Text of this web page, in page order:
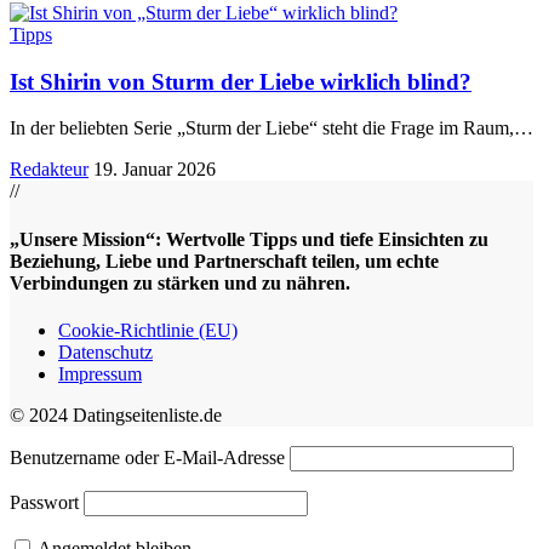
Tipps
Ist Shirin von Sturm der Liebe wirklich blind?
In der beliebten Serie „Sturm der Liebe“ steht die Frage im Raum,…
Redakteur 19. Januar 2026
//
„Unsere Mission“: Wertvolle Tipps und tiefe Einsichten zu
Beziehung, Liebe und Partnerschaft teilen, um echte
Verbindungen zu stärken und zu nähren.
Cookie-Richtlinie (EU)
Datenschutz
Impressum
© 2024 Datingseitenliste.de
Benutzername oder E-Mail-Adresse
Passwort